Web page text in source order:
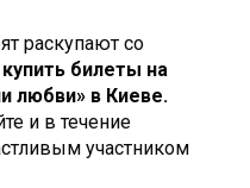
раскупают со
купить билеты на
любви» в Киеве.
и в течение
участником